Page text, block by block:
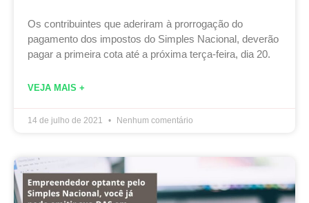
Os contribuintes que aderiram à prorrogação do
pagamento dos impostos do Simples Nacional, deverão
pagar a primeira cota até a próxima terça-feira, dia 20.
VEJA MAIS +
14 de julho de 2021 Nenhum comentário